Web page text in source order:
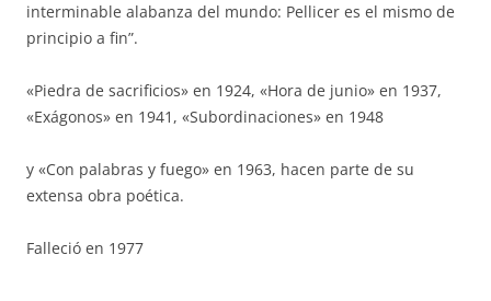
interminable alabanza del mundo: Pellicer es el mismo de
principio a fin”.
«Piedra de sacrificios» en 1924, «Hora de junio» en 1937,
«Exágonos» en 1941, «Subordinaciones» en 1948
y «Con palabras y fuego» en 1963, hacen parte de su
extensa obra poética.
Falleció en 1977